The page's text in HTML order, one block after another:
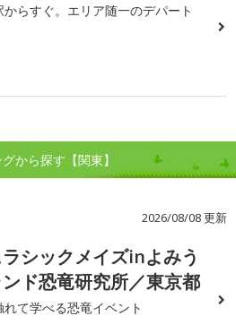
からすぐ。エリア随一のデパート
から探す【関東】
2026/08/08 更新
シックメイズinよみう
ンド恐竜研究所／東京都
れて学べる恐竜イベント